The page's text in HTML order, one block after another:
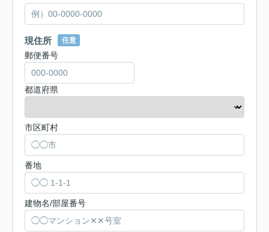
現住所 任意
郵便番号
都道府県
市区町村
番地
建物名/部屋番号